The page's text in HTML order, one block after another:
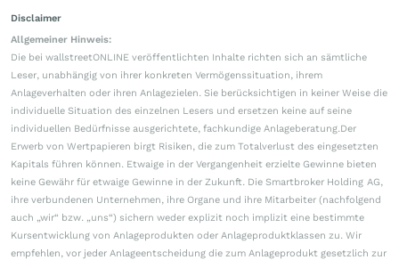
Disclaimer
Allgemeiner Hinweis:
Die bei wallstreetONLINE veröffentlichten Inhalte richten sich an sämtliche
Leser, unabhängig von ihrer konkreten Vermögenssituation, ihrem
Anlageverhalten oder ihren Anlagezielen. Sie berücksichtigen in keiner Weise die
individuelle Situation des einzelnen Lesers und ersetzen keine auf seine
individuellen Bedürfnisse ausgerichtete, fachkundige Anlageberatung.Der
Erwerb von Wertpapieren birgt Risiken, die zum Totalverlust des eingesetzten
Kapitals führen können. Etwaige in der Vergangenheit erzielte Gewinne bieten
keine Gewähr für etwaige Gewinne in der Zukunft. Die Smartbroker Holding AG,
ihre verbundenen Unternehmen, ihre Organe und ihre Mitarbeiter (nachfolgend
auch „wir“ bzw. „uns“) sichern weder explizit noch implizit eine bestimmte
Kursentwicklung von Anlageprodukten oder Anlageproduktklassen zu. Wir
empfehlen, vor jeder Anlageentscheidung die zum Anlageprodukt gesetzlich zur